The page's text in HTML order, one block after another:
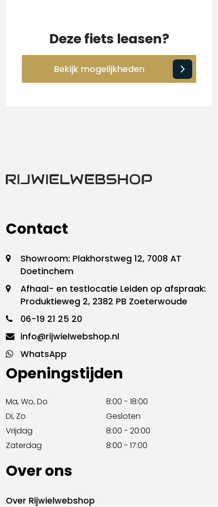
Deze fiets leasen?
Bekijk mogelijkheden
Contact
Showroom: Plakhorstweg 12, 7008 AT
Doetinchem
Afhaal- en testlocatie Leiden op afspraak:
Produktieweg 2, 2382 PB Zoeterwoude
06-19 21 25 20
info@rijwielwebshop.nl
WhatsApp
Openingstijden
Ma, Wo, Do
8:00 - 18:00
Di, Zo
Gesloten
Vrijdag
8:00 - 20:00
Zaterdag
8:00 - 17:00
Over ons
Over Rijwielwebshop